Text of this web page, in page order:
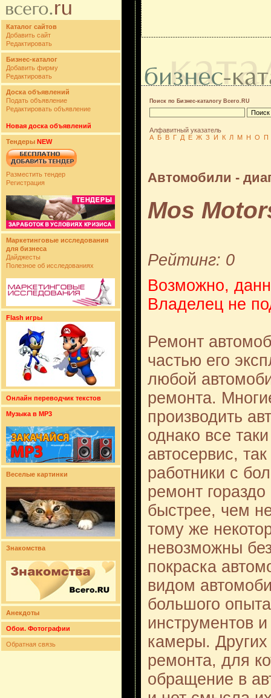
Каталог сайтов
Добавить сайт
Редактировать
Бизнес-каталог
Добавить фирму
Редактировать
Доска объявлений
Подать объявление
Редактировать объявление
Новая доска объявлений
Тендеры NEW
Разместить тендер
Регистрация
Маркетинговые исследования
для бизнеса
Дайджесты
Полезное об исследованиях
Flash игры
Онлайн переводчик текстов
Музыка в MP3
Веселые картинки
Знакомства
Анекдоты
Обои. Фотографии
Обратная связь
Поиск по Бизнес-каталогу Всего.RU
Алфавитный указатель
А Б В Г Д Е Ж З И К Л М Н О П
Автомобили -
Mos
Рейтинг: 0
Возможно,
Владелец не
Ремонт
частью его
любой
ремонта.
производить
однако все
автосервис,
работники с
ремонт
быстрее, чем
тому же
невозможны
покраска
видом
большого
инструментов
камеры.
ремонта, для
обращение в